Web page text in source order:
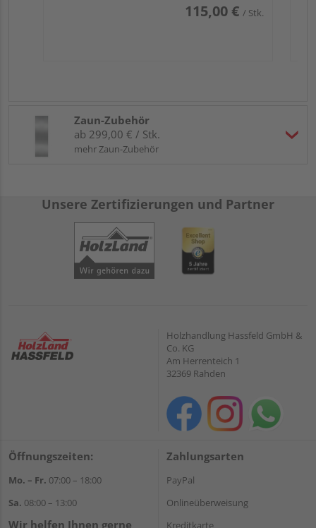
115,00 € / Stk.
Zaun-Zubehör
ab 299,00 € / Stk.
mehr Zaun-Zubehör
Unsere Zertifizierungen und Partner
Holzhandlung Hassfeld GmbH &
Co. KG
Am Herrenteich 1
32369 Rahden
Öffnungszeiten:
Mo. – Fr. 07:00 – 18:00
Sa. 08:00 – 13:00
Wir helfen Ihnen gerne
Zahlungsarten
PayPal
Onlineüberweisung
Kreditkarte